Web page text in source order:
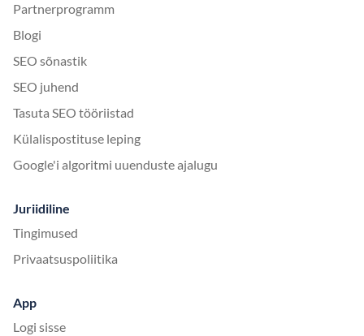
Partnerprogramm
Blogi
SEO sõnastik
SEO juhend
Tasuta SEO tööriistad
Külalispostituse leping
Google'i algoritmi uuenduste ajalugu
Juriidiline
Tingimused
Privaatsuspoliitika
App
Logi sisse